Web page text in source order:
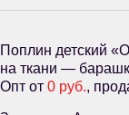
Поплин детский
на ткани —
Опт от 0 руб.,